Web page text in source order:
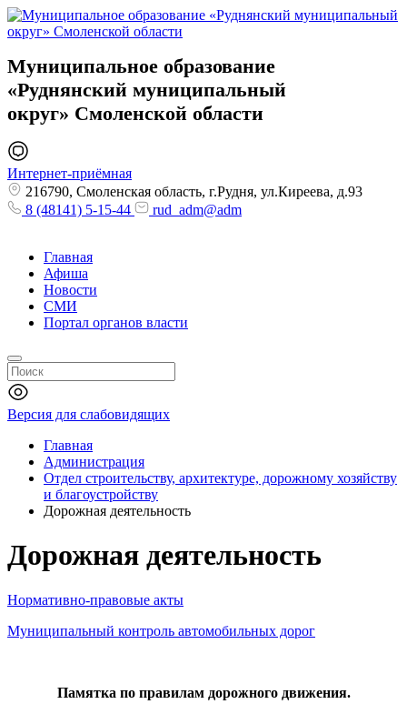
Муниципальное образование
«Руднянский муниципальный
округ» Смоленской области
Интернет-приёмная
216790, Смоленская область, г.Рудня, ул.Киреева, д.93
8 (48141) 5-15-44
rud_adm@adm
Главная
Афиша
Новости
СМИ
Портал органов власти
Версия для слабовидящих
Главная
Администрация
Отдел строительству, архитектуре, дорожному хозяйству
и благоустройству
Дорожная деятельность
Дорожная деятельность
Нормативно-правовые а​кты
Муниципальный контроль автомобильных дорог
Памятка по правилам дорожного движения.